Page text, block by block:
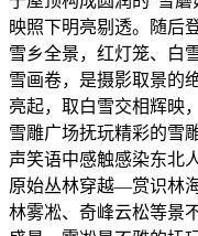
映照下明亮剔透。随后
雪乡全景，红灯笼、白
雪画卷，是摄影取景的
亮起，取白雪交相辉映
雪雕广场抚玩精彩的雪
声笑语中感触感染东北
原始丛林穿越—赏识林
林雾凇、奇峰云松等景